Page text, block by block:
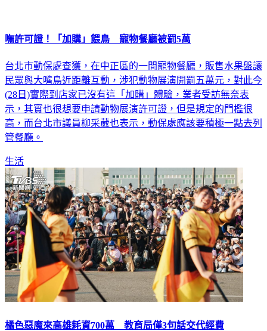
嘸許可證！「加購」餵鳥 寵物餐廳被罰5萬
台北市動保處查獲，在中正區的一間寵物餐廳，販售水果盤讓
民眾與大嘴鳥近距離互動，涉犯動物展演開罰五萬元，對此今
(28日)實際到店家已沒有這「加購」體驗，業者受訪無奈表
示，其實也很想要申請動物展演許可證，但是規定的門檻很
高，而台北市議員柳采葳也表示，動保處應該要積極一點去列
管餐廳。
生活
橘色惡魔來高雄耗資700萬 教育局僅3句話交代經費